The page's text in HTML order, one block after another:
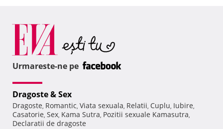
Urmareste-ne pe
Dragoste & Sex
Dragoste, Romantic, Viata sexuala, Relatii, Cuplu, Iubire,
Casatorie, Sex, Kama Sutra, Pozitii sexuale Kamasutra,
Declaratii de dragoste